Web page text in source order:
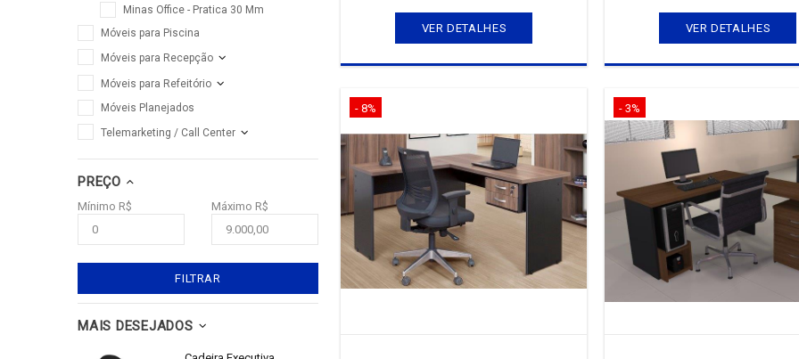
Minas Office - Pratica 30 Mm
Móveis para Piscina
Móveis para Recepção
Móveis para Refeitório
Móveis Planejados
Telemarketing / Call Center
PREÇO
Mínimo R$ Máximo R$
FILTRAR
MAIS DESEJADOS
VER DETALHES VER DETALHES
- 8% - 3%